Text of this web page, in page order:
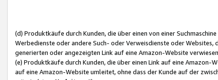
(d) Produktkäufe durch Kunden, die über einen von einer
Werbedienste oder andere Such- oder Verweisdienste oder Websites,
generierten oder angezeigten Link auf eine Amazon-Website
(e) Produktkäufe durch Kunden, die über einen Link auf eine
auf eine Amazon-Website umleitet, ohne dass der Kunde auf der